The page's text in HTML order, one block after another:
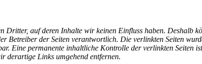
Dritter, auf deren Inhalte wir keinen Einfluss haben.
Betreiber der Seiten verantwortlich. Die verlinkten Seiten
Eine permanente inhaltliche Kontrolle der verlinkten Seiten
derartige Links umgehend entfernen.